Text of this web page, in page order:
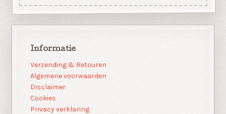
Informatie
Verzending & Retouren
Algemene voorwaarden
Disclaimer
Cookies
Privacy verklaring